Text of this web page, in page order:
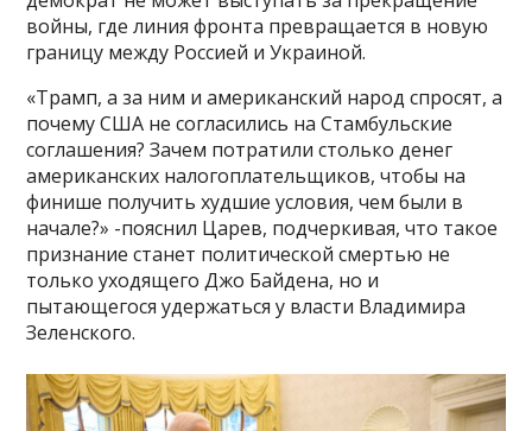
войны, где линия фронта превращается в новую
границу между Россией и Украиной.
«Трамп, а за ним и американский народ спросят, а
почему США не согласились на Стамбульские
соглашения? Зачем потратили столько денег
американских налогоплательщиков, чтобы на
финише получить худшие условия, чем были в
начале?» -пояснил Царев, подчеркивая, что такое
признание станет политической смертью не
только уходящего Джо Байдена, но и
пытающегося удержаться у власти Владимира
Зеленского.